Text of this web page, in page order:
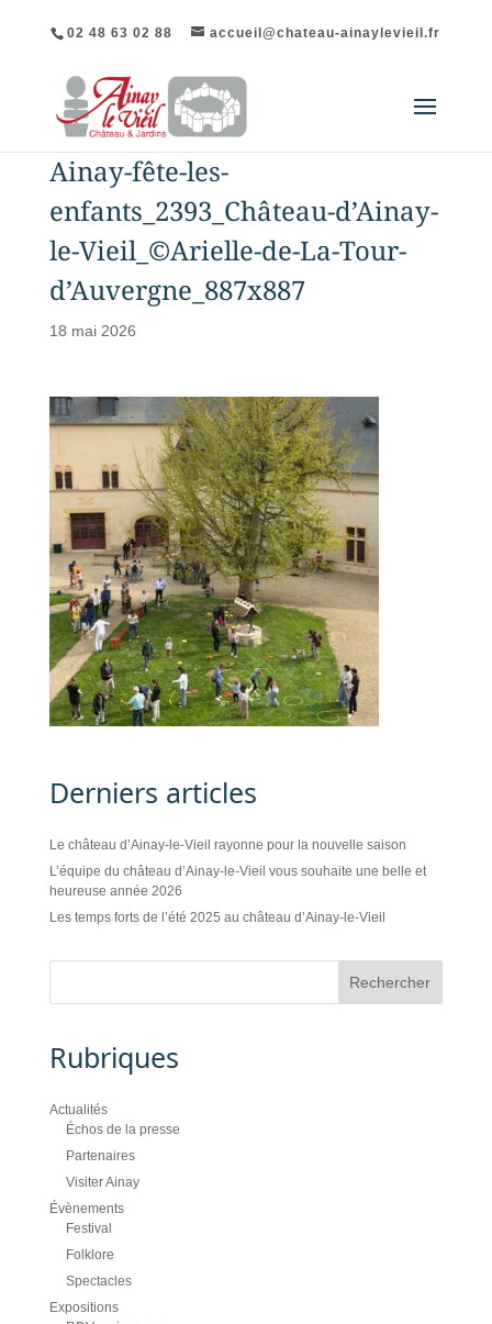
02 48 63 02 88 accueil@chateau-ainaylevieil.fr
Ainay-fête-les-
enfants_2393_Château-d’Ainay-
le-Vieil_©Arielle-de-La-Tour-
d’Auvergne_887x887
18 mai 2026
Derniers articles
Le château d’Ainay-le-Vieil rayonne pour la nouvelle saison
L’équipe du château d’Ainay-le-Vieil vous souhaite une belle et
heureuse année 2026
Les temps forts de l’été 2025 au château d’Ainay-le-Vieil
Rubriques
Actualités
Échos de la presse
Partenaires
Visiter Ainay
Évènements
Festival
Folklore
Spectacles
Expositions